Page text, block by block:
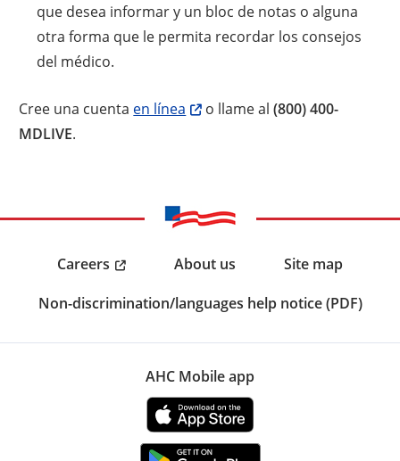
que desea informar y un bloc de notas o alguna
otra forma que le permita recordar los consejos
del médico.
Cree una cuenta en línea o llame al(800) 400-
MDLIVE.
Careers About us
Site map
Non-discrimination/languages help notice (PDF)
AHC Mobile app